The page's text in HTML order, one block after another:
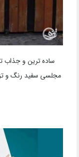
ساده ترین و جذاب
مجلسی سفید رنگ و